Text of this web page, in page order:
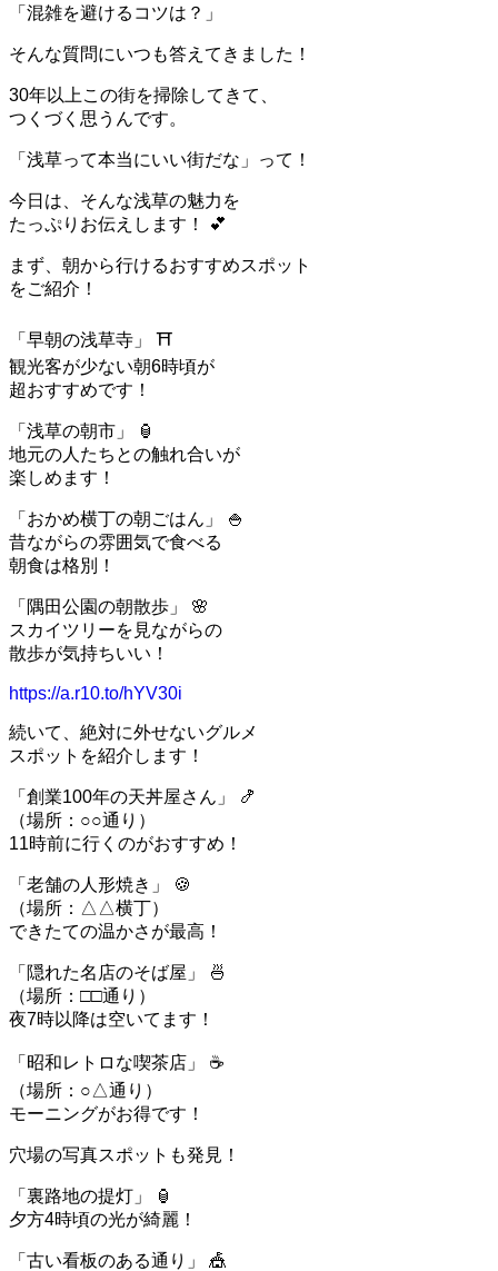
「混雑を避けるコツは？」
そんな質問にいつも答えてきました！
30年以上この街を掃除してきて、
つくづく思うんです。
「浅草って本当にいい街だな」って！
今日は、そんな浅草の魅力を
たっぷりお伝えします！ 💕
まず、朝から行けるおすすめスポット
をご紹介！
「早朝の浅草寺」 ⛩️
観光客が少ない朝6時頃が
超おすすめです！
「浅草の朝市」 🏮
地元の人たちとの触れ合いが
楽しめます！
「おかめ横丁の朝ごはん」 🍚
昔ながらの雰囲気で食べる
朝食は格別！
「隅田公園の朝散歩」 🌸
スカイツリーを見ながらの
散歩が気持ちいい！
https://a.r10.to/hYV30i
続いて、絶対に外せないグルメ
スポットを紹介します！
「創業100年の天丼屋さん」 🍤
（場所：○○通り）
11時前に行くのがおすすめ！
「老舗の人形焼き」 🍪
（場所：△△横丁）
できたての温かさが最高！
「隠れた名店のそば屋」 🍜
（場所：□□通り）
夜7時以降は空いてます！
「昭和レトロな喫茶店」 ☕
（場所：○△通り）
モーニングがお得です！
穴場の写真スポットも発見！
「裏路地の提灯」 🏮
夕方4時頃の光が綺麗！
「古い看板のある通り」 🎪